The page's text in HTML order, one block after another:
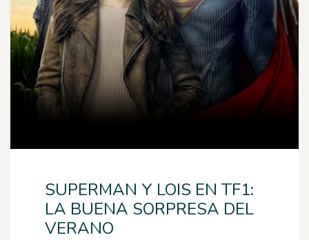
SUPERMAN Y LOIS EN TF1:
LA BUENA SORPRESA DEL
VERANO